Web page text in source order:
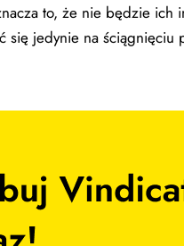
to, że nie będzie
się jedynie na